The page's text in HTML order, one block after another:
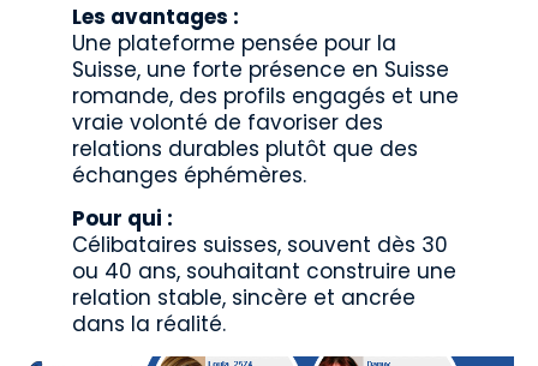
Les avantages :
Une plateforme pensée pour la
Suisse, une forte présence en Suisse
romande, des profils engagés et une
vraie volonté de favoriser des
relations durables plutôt que des
échanges éphémères.
Pour qui :
Célibataires suisses, souvent dès 30
ou 40 ans, souhaitant construire une
relation stable, sincère et ancrée
dans la réalité.